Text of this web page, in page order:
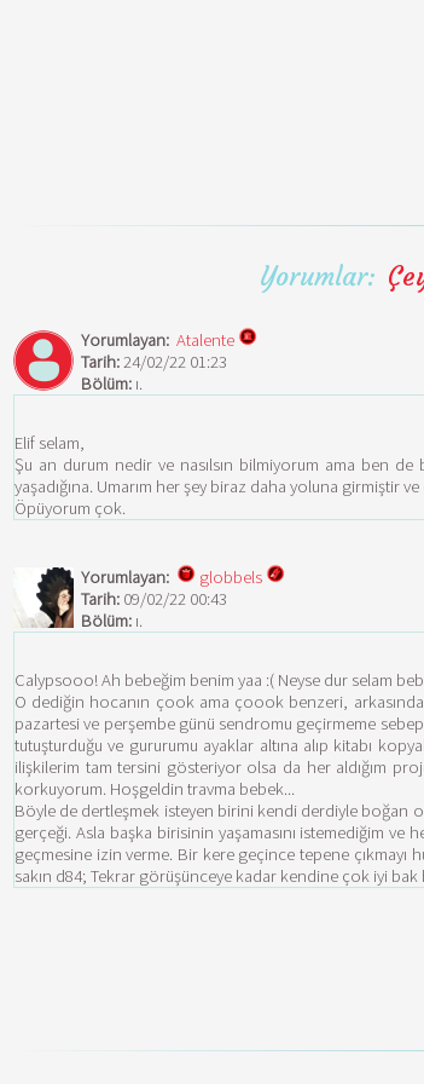
Yorumlar:
Yorumlayan: Atalente
Tarih:24/02/22 01:23
Bölüm: ı.
Elif selam,
Şu an durum nedir ve nasılsın bilmiyorum ama ben
yaşadığına. Umarım her şey biraz daha yoluna girmiştir
Öpüyorum çok.
Yorumlayan:
globbels
Tarih: 09/02/22 00:43
Bölüm: ı.
Calypsooo! Ah bebeğim benim yaa :( Neyse dur selam
O dediğin hocanın çook ama çoook benzeri,
pazartesi ve perşembe günü sendromu geçirmeme
tutuşturduğu ve gururumu ayaklar altına alıp kitabı
ilişkilerim tam tersini gösteriyor olsa da her aldığım
korkuyorum. Hoşgeldin travma bebek...
Böyle de dertleşmek isteyen birini kendi derdiyle boğan
gerçeği. Asla başka birisinin yaşamasını istemediğim ve
geçmesine izin verme. Bir kere geçince tepene çıkmayı
sakın d84; Tekrar görüşünceye kadar kendine çok iyi bak